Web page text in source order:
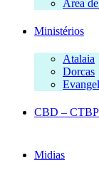
Área
Ministérios
Atalaia
Dorcas
CBD –
Midias